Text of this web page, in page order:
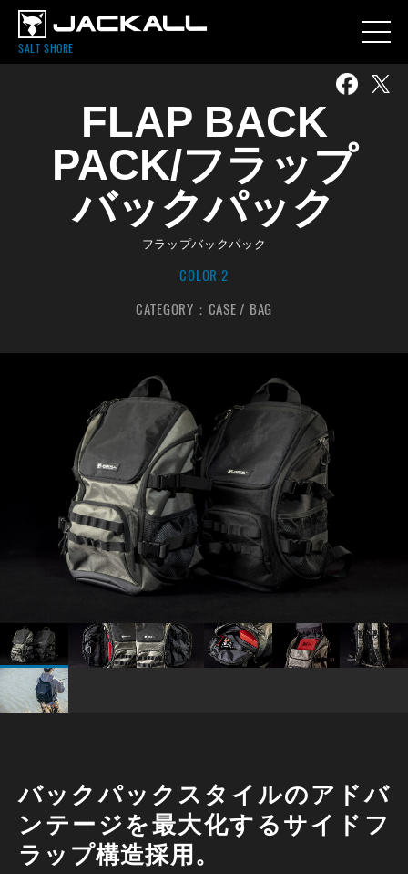
SALT SHORE
FLAP BACK
PACK/フラップ
バックパック
フラップバックパック
COLOR 2
CATEGORY： CASE / BAG
バックパックスタイルのアドバ
ンテージを最大化するサイドフ
ラップ構造採用。